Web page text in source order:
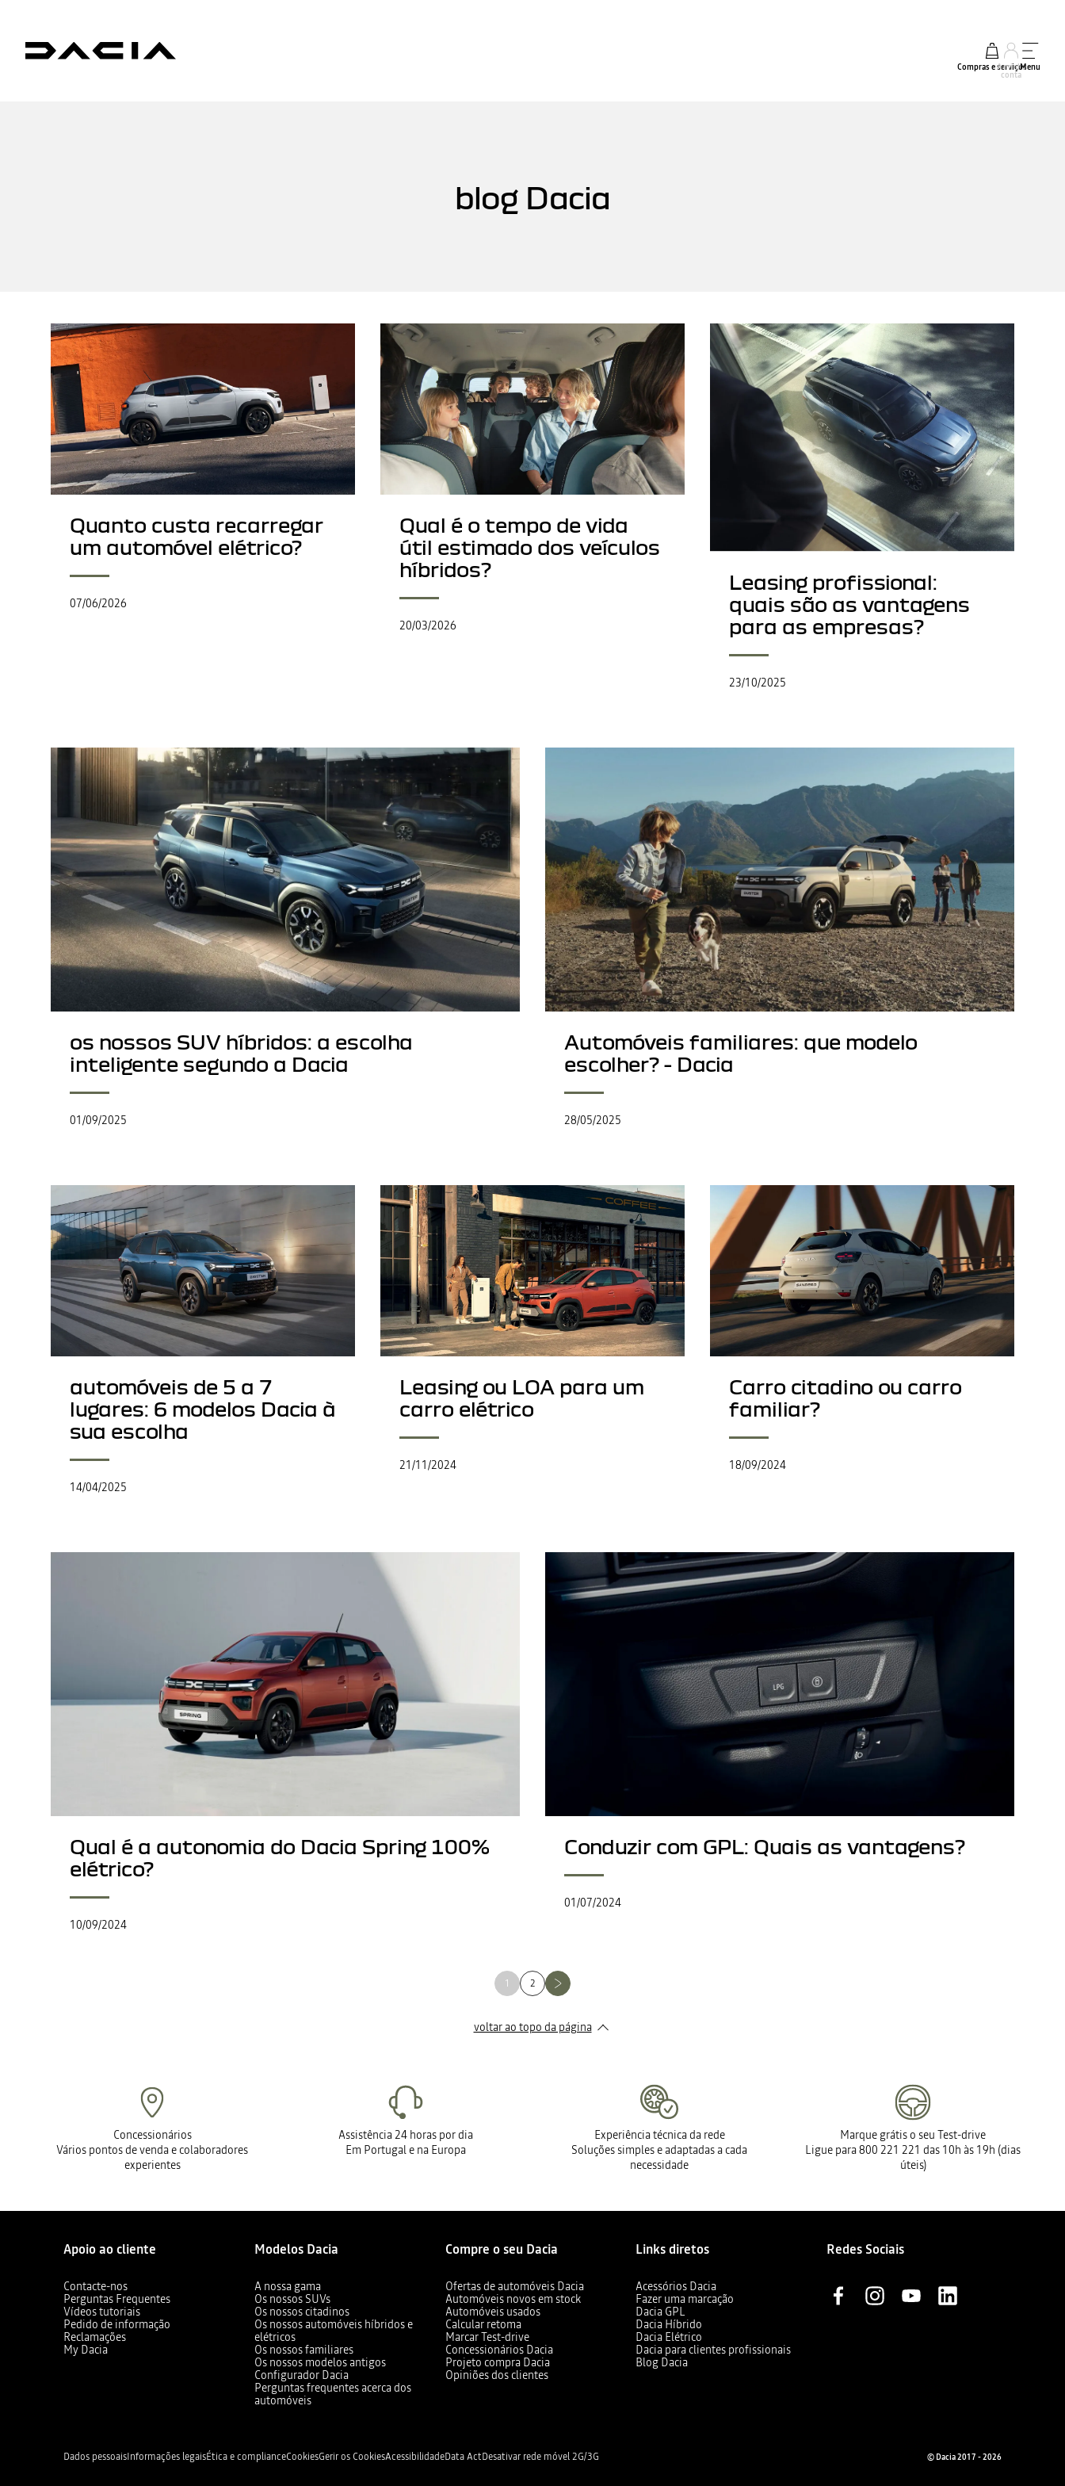
Compras e serviços
A minha
conta
Menu
blog Dacia
Quanto custa recarregar
um automóvel elétrico?
07/06/2026
Qual é o tempo de vida
útil estimado dos veículos
híbridos?
20/03/2026
Leasing profissional:
quais são as vantagens
para as empresas?
23/10/2025
os nossos SUV híbridos: a escolha
inteligente segundo a Dacia
01/09/2025
Automóveis familiares: que modelo
escolher? - Dacia
28/05/2025
automóveis de 5 a 7
lugares: 6 modelos Dacia à
sua escolha
14/04/2025
Leasing ou LOA para um
carro elétrico
21/11/2024
Carro citadino ou carro
familiar?
18/09/2024
Qual é a autonomia do Dacia Spring 100%
elétrico?
10/09/2024
Conduzir com GPL: Quais as vantagens?
01/07/2024
1 2
voltar ao topo da página
Concessionários
Vários pontos de venda e colaboradores
experientes
Assistência 24 horas por dia
Em Portugal e na Europa
Experiência técnica da rede
Soluções simples e adaptadas a cada
necessidade
Marque grátis o seu Test-drive
Ligue para 800 221 221 das 10h às 19h (dias
úteis)
Apoio ao cliente
Contacte-nos
Perguntas Frequentes
Vídeos tutoriais
Pedido de informação
Reclamações
My Dacia
Modelos Dacia
A nossa gama
Os nossos SUVs
Os nossos citadinos
Os nossos automóveis híbridos e
elétricos
Os nossos familiares
Os nossos modelos antigos
Configurador Dacia
Perguntas frequentes acerca dos
automóveis
Compre o seu Dacia
Ofertas de automóveis Dacia
Automóveis novos em stock
Automóveis usados
Calcular retoma
Marcar Test-drive
Concessionários Dacia
Projeto compra Dacia
Opiniões dos clientes
Links diretos
Acessórios Dacia
Fazer uma marcação
Dacia GPL
Dacia Híbrido
Dacia Elétrico
Dacia para clientes profissionais
Blog Dacia
Redes Sociais
Dados pessoaisInformações legaisÉtica e complianceCookiesGerir os CookiesAcessibilidadeData ActDesativar rede móvel 2G/3G © Dacia 2017 - 2026